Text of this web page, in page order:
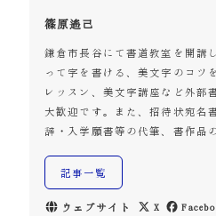
篠原遙己
鎌倉市長谷にて書道教室を開講
って字を書ける、美文字のコツ
レッスン、美文字講座など外部
大歓迎です。また、招待状宛名
辞・入学願書等の代筆、書作品
記事一覧
ウェブサイト X